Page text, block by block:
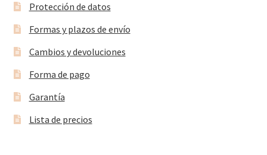
Protección de datos
Formas y plazos de envío
Cambios y devoluciones
Forma de pago
Garantía
Lista de precios